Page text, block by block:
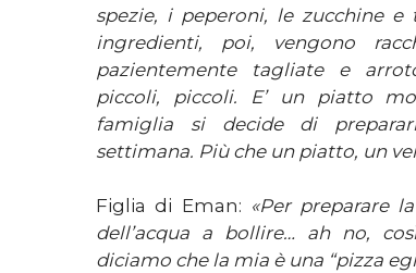
spezie, i peperoni, le zucchine
ingredienti, poi, vengono
pazientemente tagliate e
piccoli, piccoli. E’ un piatto
famiglia si decide di
settimana. Più che un piatto, un
Figlia di Eman: «Per preparare
dell’acqua a bollire… ah no,
diciamo che la mia è una “pizza